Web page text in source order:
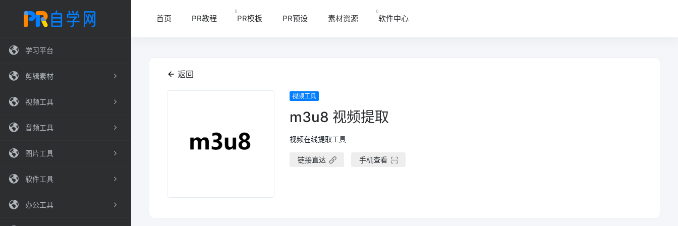
学习平台
剪辑素材
视频工具
音频工具
图片工具
软件工具
办公工具
首页 PR教程 PR模板 PR预设 素材资源 软件中心
返回
视频工具
m3u8 视频提取
视频在线提取工具
链接直达 手机查看